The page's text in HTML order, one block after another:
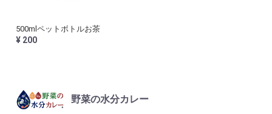
500mlペットボトルお茶
¥ 200
野菜の水分カレー